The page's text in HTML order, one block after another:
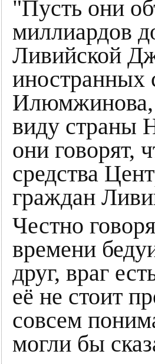
"Пусть они
миллиардов
Ливийской
иностранных
Илюмжинова,
виду страны
они говорят,
средства
граждан
Честно
времени
друг, враг
её не стоит
совсем
могли бы